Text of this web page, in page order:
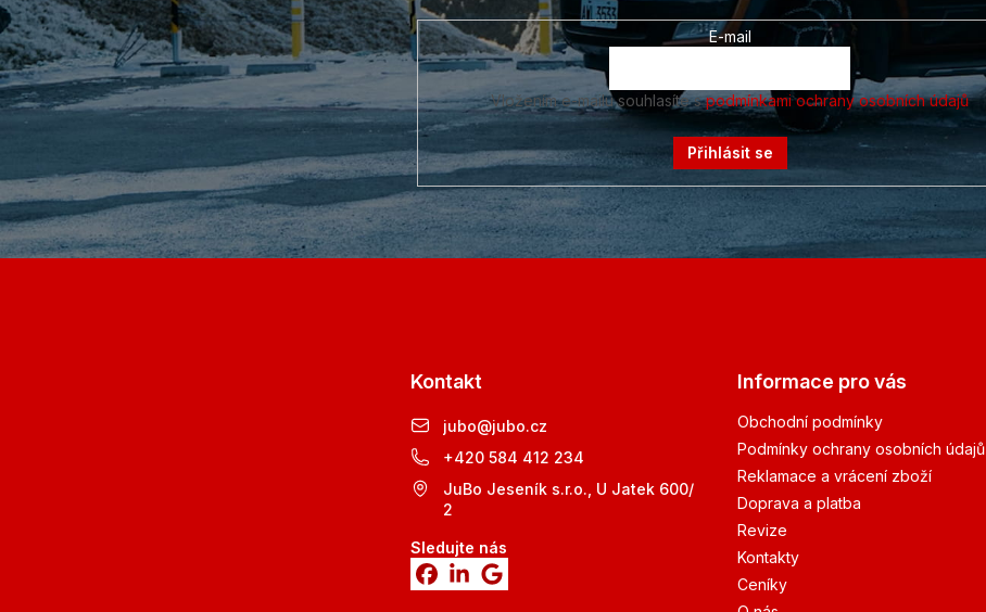
E-mail
Vložením e-mailu souhlasíte spodmínkami ochrany osobních údajů
Přihlásit se
Kontakt
jubo@jubo.cz
+420 584 412 234
JuBo Jeseník s.r.o., U Jatek 600/
2
Sledujte nás
Informace pro vás
Obchodní podmínky
Podmínky ochrany osobních údajů
Reklamace a vrácení zboží
Doprava a platba
Revize
Kontakty
Ceníky